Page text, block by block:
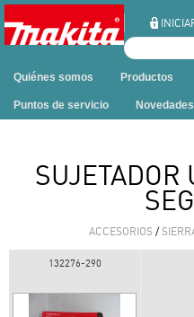
B
s
a
n
t
e
i
SUJETADOR
ACCESORIOS /
132276-290
Quiénes somos Productos
Puntos de servicio Novedades